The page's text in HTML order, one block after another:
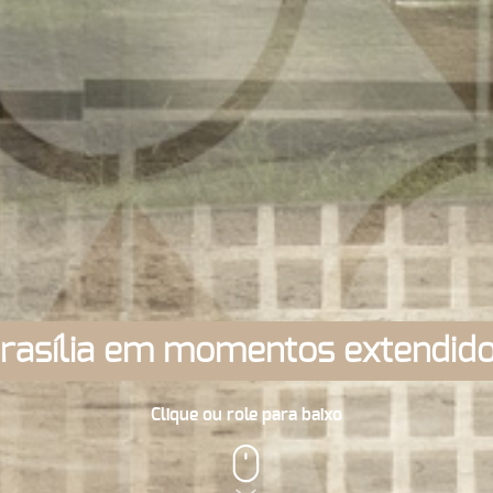
em momentos
Clique ou role para baixo